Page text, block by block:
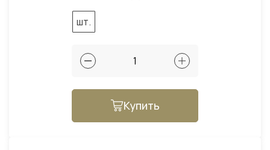
шт.
Купить